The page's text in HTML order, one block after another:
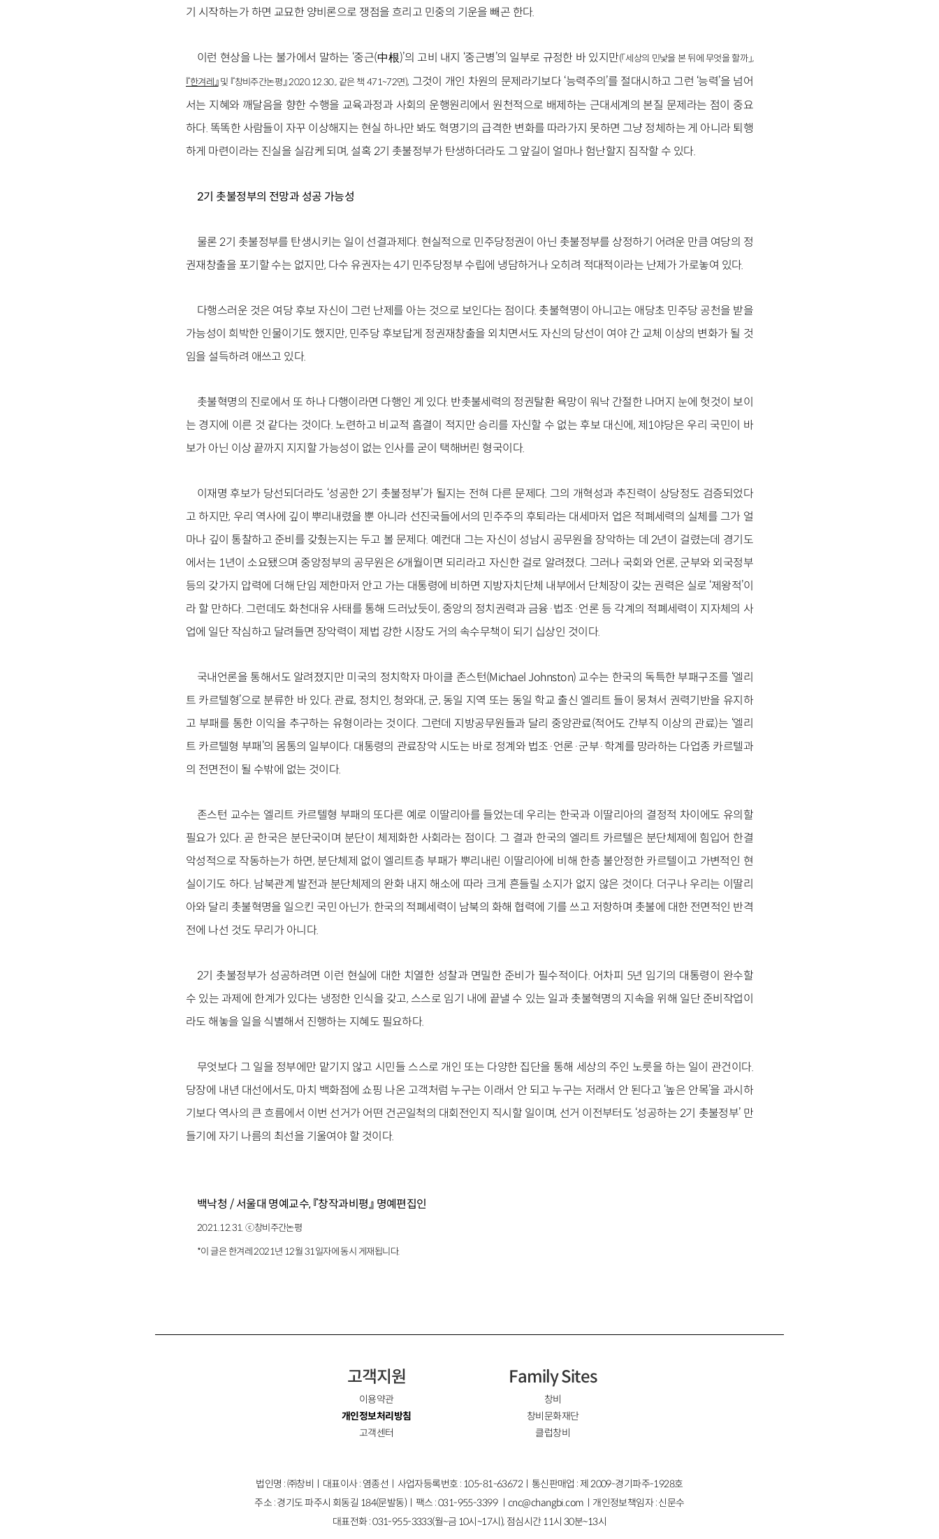
기 시작하는가 하면 교묘한 양비론으로 쟁점을 흐리고 민중의 기운을 빼곤 한다.
이런 현상을 나는 불가에서 말하는 ‘중근(中根)’의 고비 내지 ‘중근병’의 일부로 규정한 바 있지만(「세상의 민낯을 본 뒤에 무엇을 할까」,
『한겨레』및 『창비주간논평』 2020.12.30., 같은 책 471~72면), 그것이 개인 차원의 문제라기보다 ‘능력주의’를 절대시하고 그런 ‘능력’을 넘어
서는 지혜와 깨달음을 향한 수행을 교육과정과 사회의 운행원리에서 원천적으로 배제하는 근대세계의 본질 문제라는 점이 중요
하다. 똑똑한 사람들이 자꾸 이상해지는 현실 하나만 봐도 혁명기의 급격한 변화를 따라가지 못하면 그냥 정체하는 게 아니라 퇴행
하게 마련이라는 진실을 실감케 되며, 설혹 2기 촛불정부가 탄생하더라도 그 앞길이 얼마나 험난할지 짐작할 수 있다.
2기 촛불정부의 전망과 성공 가능성
물론 2기 촛불정부를 탄생시키는 일이 선결과제다. 현실적으로 민주당정권이 아닌 촛불정부를 상정하기 어려운 만큼 여당의 정
권재창출을 포기할 수는 없지만, 다수 유권자는 4기 민주당정부 수립에 냉담하거나 오히려 적대적이라는 난제가 가로놓여 있다.
다행스러운 것은 여당 후보 자신이 그런 난제를 아는 것으로 보인다는 점이다. 촛불혁명이 아니고는 애당초 민주당 공천을 받을
가능성이 희박한 인물이기도 했지만, 민주당 후보답게 정권재창출을 외치면서도 자신의 당선이 여야 간 교체 이상의 변화가 될 것
임을 설득하려 애쓰고 있다.
촛불혁명의 진로에서 또 하나 다행이라면 다행인 게 있다. 반촛불세력의 정권탈환 욕망이 워낙 간절한 나머지 눈에 헛것이 보이
는 경지에 이른 것 같다는 것이다. 노련하고 비교적 흠결이 적지만 승리를 자신할 수 없는 후보 대신에, 제1야당은 우리 국민이 바
보가 아닌 이상 끝까지 지지할 가능성이 없는 인사를 굳이 택해버린 형국이다.
이재명 후보가 당선되더라도 ‘성공한 2기 촛불정부’가 될지는 전혀 다른 문제다. 그의 개혁성과 추진력이 상당정도 검증되었다
고 하지만, 우리 역사에 깊이 뿌리내렸을 뿐 아니라 선진국들에서의 민주주의 후퇴라는 대세마저 업은 적폐세력의 실체를 그가 얼
마나 깊이 통찰하고 준비를 갖췄는지는 두고 볼 문제다. 예컨대 그는 자신이 성남시 공무원을 장악하는 데 2년이 걸렸는데 경기도
에서는 1년이 소요됐으며 중앙정부의 공무원은 6개월이면 되리라고 자신한 걸로 알려졌다. 그러나 국회와 언론, 군부와 외국정부
등의 갖가지 압력에 더해 단임 제한마저 안고 가는 대통령에 비하면 지방자치단체 내부에서 단체장이 갖는 권력은 실로 ‘제왕적’이
라 할 만하다. 그런데도 화천대유 사태를 통해 드러났듯이, 중앙의 정치권력과 금융·법조·언론 등 각계의 적폐세력이 지자체의 사
업에 일단 작심하고 달려들면 장악력이 제법 강한 시장도 거의 속수무책이 되기 십상인 것이다.
국내언론을 통해서도 알려졌지만 미국의 정치학자 마이클 존스턴(Michael Johnston) 교수는 한국의 독특한 부패구조를 ‘엘리
트 카르텔형’으로 분류한 바 있다. 관료, 정치인, 청와대, 군, 동일 지역 또는 동일 학교 출신 엘리트 들이 뭉쳐서 권력기반을 유지하
고 부패를 통한 이익을 추구하는 유형이라는 것이다. 그런데 지방공무원들과 달리 중앙관료(적어도 간부직 이상의 관료)는 ‘엘리
트 카르텔형 부패’의 몸통의 일부이다. 대통령의 관료장악 시도는 바로 정계와 법조·언론·군부·학계를 망라하는 다업종 카르텔과
의 전면전이 될 수밖에 없는 것이다.
존스턴 교수는 엘리트 카르텔형 부패의 또다른 예로 이딸리아를 들었는데 우리는 한국과 이딸리아의 결정적 차이에도 유의할
필요가 있다. 곧 한국은 분단국이며 분단이 체제화한 사회라는 점이다. 그 결과 한국의 엘리트 카르텔은 분단체제에 힘입어 한결
악성적으로 작동하는가 하면, 분단체제 없이 엘리트층 부패가 뿌리내린 이딸리아에 비해 한층 불안정한 카르텔이고 가변적인 현
실이기도 하다. 남북관계 발전과 분단체제의 완화 내지 해소에 따라 크게 흔들릴 소지가 없지 않은 것이다. 더구나 우리는 이딸리
아와 달리 촛불혁명을 일으킨 국민 아닌가. 한국의 적폐세력이 남북의 화해 협력에 기를 쓰고 저항하며 촛불에 대한 전면적인 반격
전에 나선 것도 무리가 아니다.
2기 촛불정부가 성공하려면 이런 현실에 대한 치열한 성찰과 면밀한 준비가 필수적이다. 어차피 5년 임기의 대통령이 완수할
수 있는 과제에 한계가 있다는 냉정한 인식을 갖고, 스스로 임기 내에 끝낼 수 있는 일과 촛불혁명의 지속을 위해 일단 준비작업이
라도 해놓을 일을 식별해서 진행하는 지혜도 필요하다.
무엇보다 그 일을 정부에만 맡기지 않고 시민들 스스로 개인 또는 다양한 집단을 통해 세상의 주인 노릇을 하는 일이 관건이다.
당장에 내년 대선에서도, 마치 백화점에 쇼핑 나온 고객처럼 누구는 이래서 안 되고 누구는 저래서 안 된다고 ‘높은 안목’을 과시하
기보다 역사의 큰 흐름에서 이번 선거가 어떤 건곤일척의 대회전인지 직시할 일이며, 선거 이전부터도 ‘성공하는 2기 촛불정부’ 만
들기에 자기 나름의 최선을 기울여야 할 것이다.
백낙청 / 서울대 명예교수, 『창작과비평』 명예편집인
2021.12.31. ⓒ창비주간논평
*이 글은 한겨레 2021년 12월 31일자에 동시 게재됩니다.
고객지원
이용약관
개인정보처리방침
고객센터
Family Sites
창비
창비문화재단
클럽창비
법인명 : ㈜창비ㅣ대표이사 : 염종선ㅣ사업자등록번호 : 105-81-63672ㅣ통신판매업 : 제 2009-경기파주-1928호
주소 : 경기도 파주시 회동길 184(문발동)ㅣ팩스 : 031-955-3399 ㅣcnc@changbi.com ㅣ개인정보책임자 : 신문수
대표전화 : 031-955-3333(월~금 10시~17시), 점심시간 11시 30분~13시